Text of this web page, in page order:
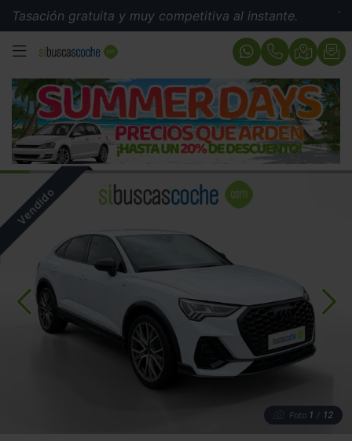
gratuita y muy competitiva al instante.
MENÚ
Foto 1 / 12